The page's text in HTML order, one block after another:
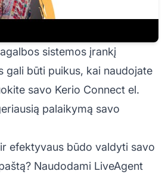
sistemos įrankį
gali būti puikus, kai naudojate
savo Kerio Connect el.
palaikymą savo
efektyvaus būdo valdyti savo
Naudodami LiveAgent